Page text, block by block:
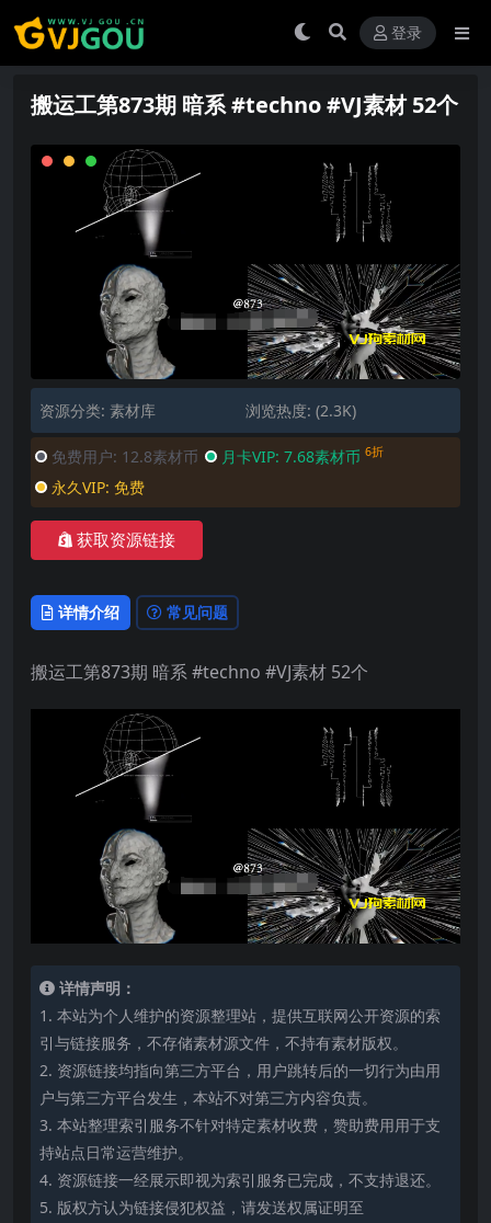
登录
搬运工第873期 暗系 #techno #VJ素材 52个
资源分类: 素材库 浏览热度: (2.3K)
免费用户: 12.8素材币 月卡VIP: 7.68素材币 6折
永久VIP: 免费
获取资源链接
详情介绍 常见问题
搬运工第873期 暗系 #techno #VJ素材 52个
详情声明：
1. 本站为个人维护的资源整理站，提供互联网公开资源的索
引与链接服务，不存储素材源文件，不持有素材版权。
2. 资源链接均指向第三方平台，用户跳转后的一切行为由用
户与第三方平台发生，本站不对第三方内容负责。
3. 本站整理索引服务不针对特定素材收费，赞助费用用于支
持站点日常运营维护。
4. 资源链接一经展示即视为索引服务已完成，不支持退还。
5. 版权方认为链接侵犯权益，请发送权属证明至